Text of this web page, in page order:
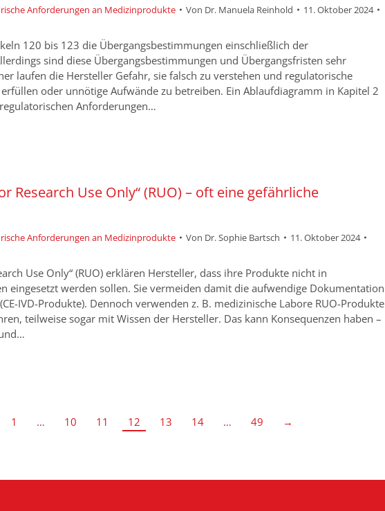
Anforderungen an Medizinprodukte Von Dr. Manuela Reinhold
11. Oktober 2024
120 bis 123 die Übergangsbestimmungen einschließlich der
sind diese Übergangsbestimmungen und Übergangsfristen sehr
laufen die Hersteller Gefahr, sie falsch zu verstehen und regulatorische
oder unnötige Aufwände zu betreiben. Ein Ablaufdiagramm in Kapitel 2
Anforderungen…
Research Use Only“ (RUO) – oft eine gefährliche
Anforderungen an Medizinprodukte Von Dr. Sophie Bartsch
11. Oktober 2024
Use Only“ (RUO) erklären Hersteller, dass ihre Produkte nicht in
eingesetzt werden sollen. Sie vermeiden damit die aufwendige Dokumentation
IVD-Produkte). Dennoch verwenden z. B. medizinische Labore RUO-Produkte
teilweise sogar mit Wissen der Hersteller. Das kann Konsequenzen haben –
1 … 10 11 12 13 14 … 49 →